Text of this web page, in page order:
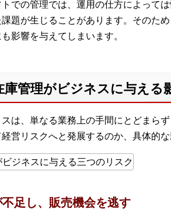
での管理では、運用の仕方によって
題が生じることがあります。そのた
影響を与えてしまいます。
庫管理がビジネスに与える
は、単なる業務上の手間にとどまら
営リスクへと発展するのか、具体的な
足し、販売機会を逃す